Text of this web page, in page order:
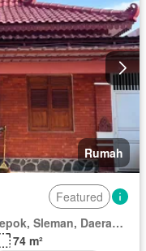
Rumah
Featured
Sopalan Rejosari, Maguwoharjo, Depok, Sleman, Daerah Istimewa Yogyakarta
74 m²